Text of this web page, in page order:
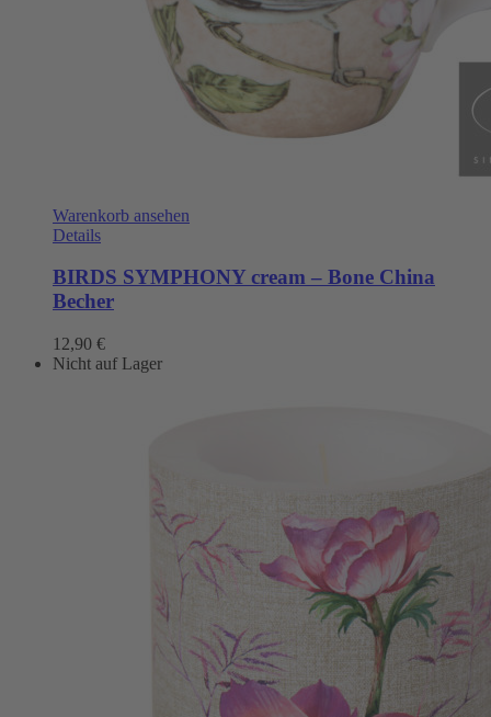
Warenkorb ansehen
Details
BIRDS SYMPHONY cream – Bone China
Becher
12,90 €
Nicht auf Lager